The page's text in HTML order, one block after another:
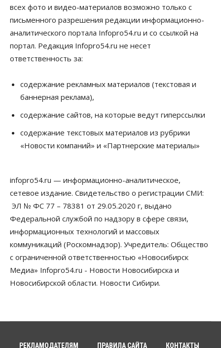
08 Августа 2026, 15:00
Продажи подержанных электромобилей в
Новосибирской области растут второй месяц
Детские центры Новосибирска
перегибают с «педагогикой успеха», считает
психолог
Бизнес Общество
Союз продавцов маркетплейсов
обратился в правительство РФ из-за атак на WB
Общество
Новосибирцы будут получать квитанции за ЖКУ
по-новому
08 Августа 2026, 09:00
Бизнес
В Новосибирской области резко
сократился грузооборот в автоперевозках
07 Августа 2026, 19:00
Общество
В Новосибирске прошёл митинг
бетонированию рулежных дорожек
всех фото и видео-материалов возможно только с
письменного разрешения редакции информационно-
аналитического портала Infopro54.ru и со ссылкой на
портал. Редакция Infopro54.ru не несет
ответственность за:
содержание рекламных материалов (текстовая и
баннерная реклама),
содержание сайтов, на которые ведут гиперссылки
содержание текстовых материалов из рубрики
«Новости компаний» и «Партнерские материалы»
infopro54.ru — информационно-аналитическое,
сетевое издание. Свидетельство о регистрации СМИ:
ЭЛ № ФС 77 – 78381 от 29.05.2020 г, выдано
Федеральной службой по надзору в сфере связи,
информационных технологий и массовых
коммуникаций (Роскомнадзор). Учредитель: Общество
с ограниченной ответственностью «Новосибирск
Медиа» Infopro54.ru - Новости Новосибирска и
Новосибирской области. Новости Сибири.
РЕКЛАМОДАТЕЛЯМ ПРАВИЛА САЙТА КОНТАКТЫ